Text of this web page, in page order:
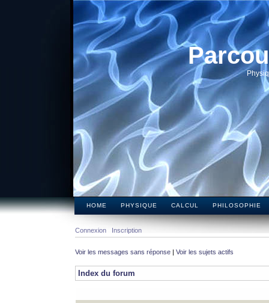
HOME PHYSIQUE CALCUL PHILOSOPHIE
Connexion Inscription
Voir les messages sans réponse | Voir les sujets actifs
Index du forum